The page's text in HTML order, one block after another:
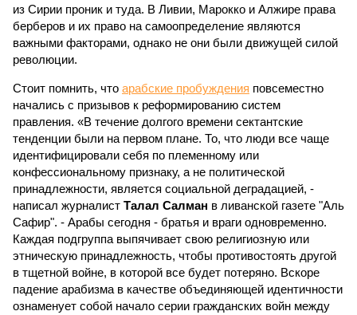
из Сирии проник и туда. В Ливии, Марокко и Алжире права
берберов и их право на самоопределение являются
важными факторами, однако не они были движущей силой
революции.
Стоит помнить, что арабские пробуждения повсеместно
начались с призывов к реформированию систем
правления. «В течение долгого времени сектантские
тенденции были на первом плане. То, что люди все чаще
идентифицировали себя по племенному или
конфессиональному признаку, а не политической
принадлежности, является социальной деградацией, -
написал журналист Талал Салман в ливанской газете "Аль
Сафир". - Арабы сегодня - братья и враги одновременно.
Каждая подгруппа выпячивает свою религиозную или
этническую принадлежность, чтобы противостоять другой
в тщетной войне, в которой все будет потеряно. Вскоре
падение арабизма в качестве объединяющей идентичности
ознаменует собой начало серии гражданских войн между